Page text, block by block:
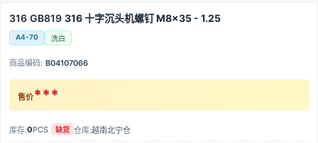
316 GB819 316 十字沉头机螺钉 M8x35 - 1.25
A4-70 洗白
商品编码: B04107066
售价***
库存:0PCS 缺货 仓库:越南北宁仓